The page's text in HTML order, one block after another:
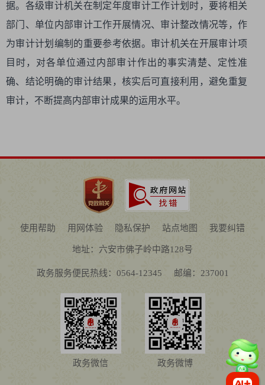
据。各级审计机关在制定年度审计工作计划时，要将相关
部门、单位内部审计工作开展情况、审计整改情况等，作
为审计计划编制的重要参考依据。审计机关在开展审计项
目时，对各单位通过内部审计作出的事实清楚、定性准
确、结论明确的审计结果，核实后可直接利用，避免重复
审计，不断提高内部审计成果的运用水平。
使用帮助 用网体验 隐私保护 站点地图 我要纠错
地址：六安市佛子岭中路128号
政务服务便民热线：0564-12345 邮编：237001
政务微信 政务微博